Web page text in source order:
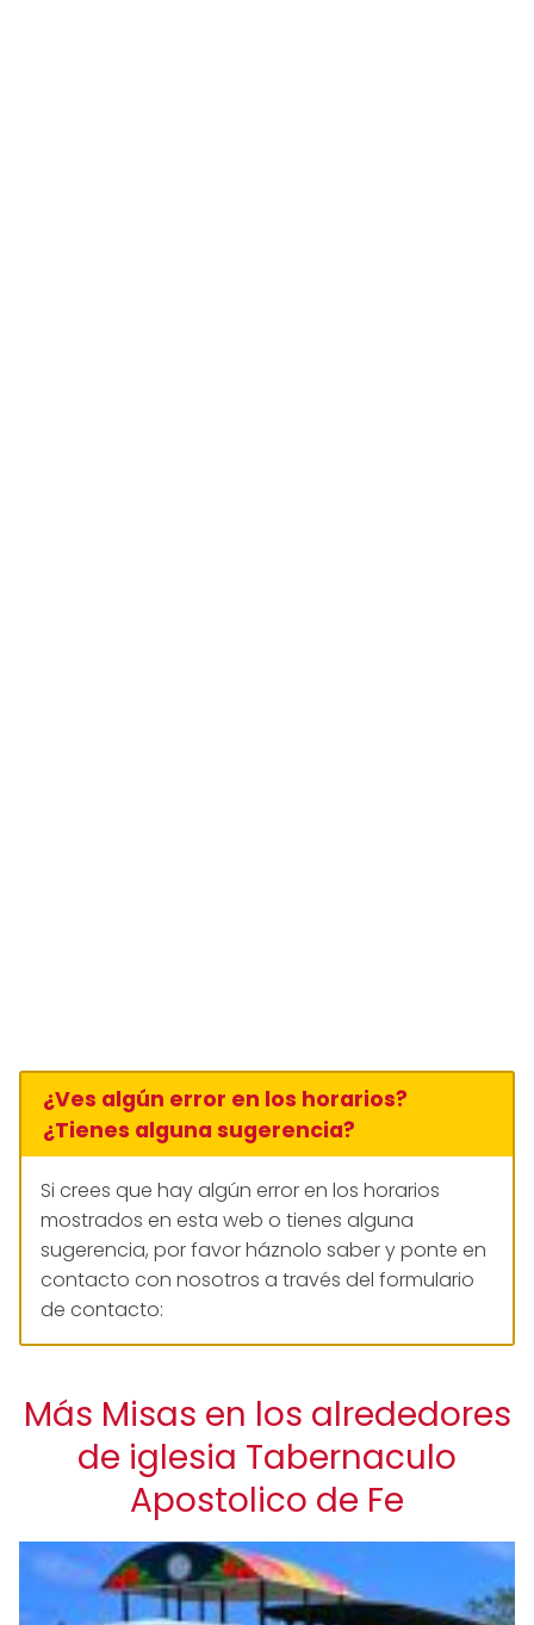
¿Ves algún error en los horarios?
¿Tienes alguna sugerencia?
Si crees que hay algún error en los horarios
mostrados en esta web o tienes alguna
sugerencia, por favor háznolo saber y ponte en
contacto con nosotros a través del formulario
de contacto:
Más Misas en los alrededores
de iglesia Tabernaculo
Apostolico de Fe